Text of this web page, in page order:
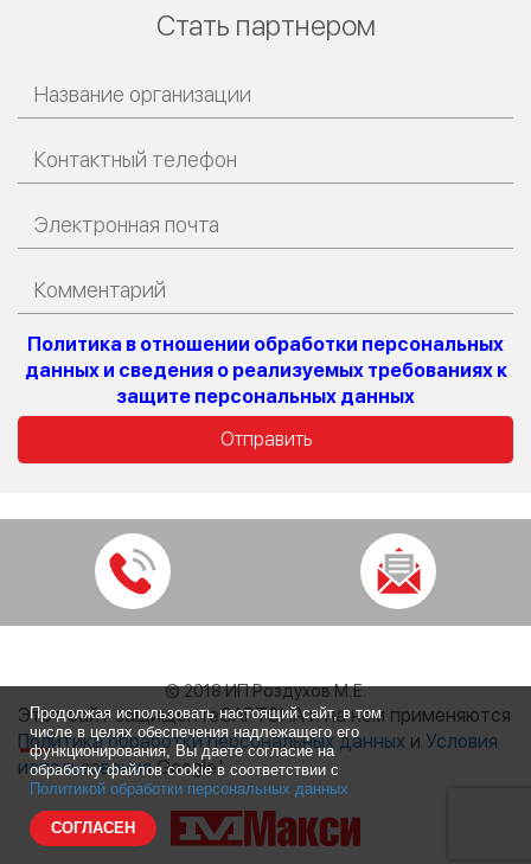
Стать партнером
Политика в отношении обработки персональных
данных и сведения о реализуемых требованиях к
защите персональных данных
© 2018 ИП Роздухов М.Е.
Этот сайт защищен reCAPTCHA и на нем применяются
Политика обработки персональных данных и Условия
использованияGoogle.';
Продолжая использовать настоящий сайт, в том
числе в целях обеспечения надлежащего его
функционирования, Вы даете согласие на
обработку файлов cookie в соответствии с
Политикой обработки персональных данных
СОГЛАСЕН